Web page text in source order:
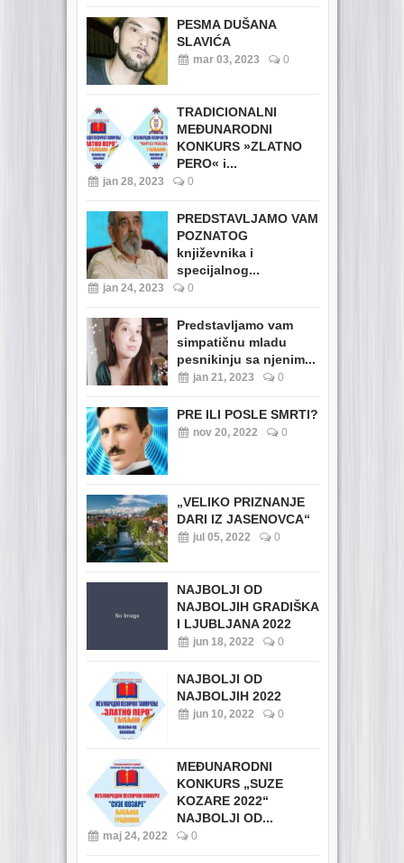
PESMA DUŠANA
SLAVIĆA
mar 03, 2023 0
TRADICIONALNI
MEĐUNARODNI
KONKURS »ZLATNO
PERO« i...
jan 28, 2023 0
PREDSTAVLJAMO VAM
POZNATOG
književnika i
specijalnog...
jan 24, 2023 0
Predstavljamo vam
simpatičnu mladu
pesnikinju sa njenim...
jan 21, 2023 0
PRE ILI POSLE SMRTI?
nov 20, 2022 0
„VELIKO PRIZNANJE
DARI IZ JASENOVCA“
jul 05, 2022 0
NAJBOLJI OD
NAJBOLJIH GRADIŠKA
I LJUBLJANA 2022
jun 18, 2022 0
NAJBOLJI OD
NAJBOLJIH 2022
jun 10, 2022 0
MEĐUNARODNI
KONKURS „SUZE
KOZARE 2022“
NAJBOLJI OD...
maj 24, 2022 0